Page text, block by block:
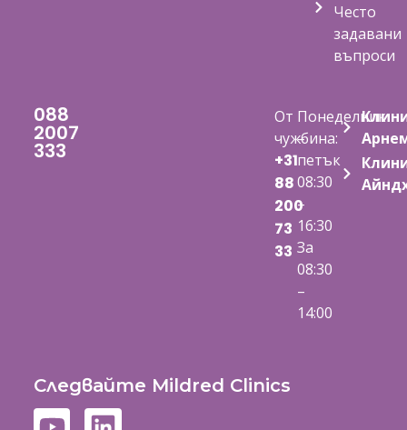
Често
задавани
въпроси
088
2007
333
От
чужбина:
+31
88
200
73
33
Понеделник
–
петък
08:30
–
16:30
За
08:30
–
14:00
Следвайте Mildred Clinics